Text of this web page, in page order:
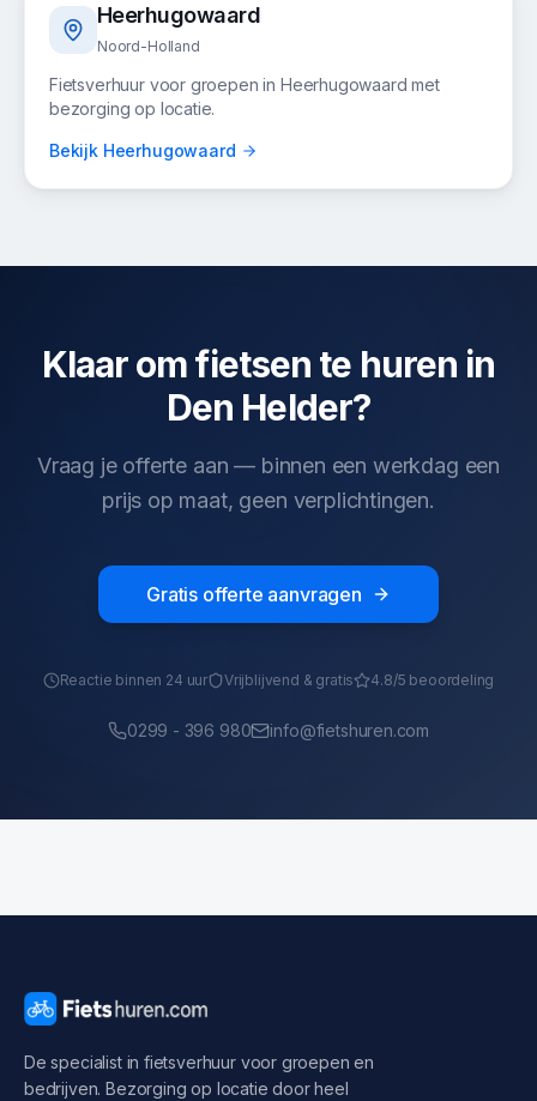
Heerhugowaard
Noord-Holland
Fietsverhuur voor groepen in Heerhugowaard met
bezorging op locatie.
Bekijk Heerhugowaard
Klaar om fietsen te huren in
Den Helder?
Vraag je offerte aan — binnen een werkdag een
prijs op maat, geen verplichtingen.
Gratis offerte aanvragen
Reactie binnen 24 uur Vrijblijvend & gratis 4.8/5 beoordeling
0299 - 396 980 info@fietshuren.com
De specialist in fietsverhuur voor groepen en
bedrijven. Bezorging op locatie door heel